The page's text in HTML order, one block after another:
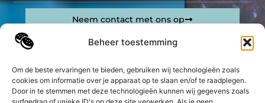
Beheer toestemming
Om de beste ervaringen te bieden, gebruiken wij technologieën zoals
cookies om informatie over je apparaat op te slaan en/of te raadplegen.
Door in te stemmen met deze technologieën kunnen wij gegevens zoals
Sitelinks
De best gelezen stukken op een rij
Neem contact met ons op